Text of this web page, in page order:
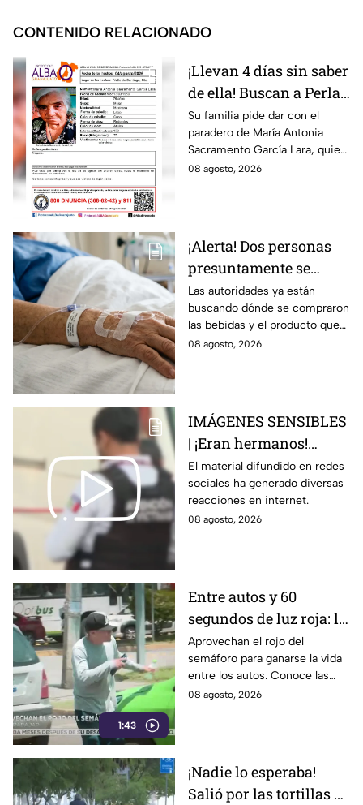
CONTENIDO RELACIONADO
¡Llevan 4 días sin saber
de ella! Buscan a Perla
Alejandra Martín del
Campo Medina,
desaparecida en
Guanajuato
Su familia pide dar con el
paradero de María Antonia
Sacramento García Lara, quien
fue vista por última vez el 4 de
08 agosto, 2026
¡Alerta! Dos personas
presuntamente se
encuentran delicadas
por ingerir bebidas
alcohólicas
adulteradas en Celaya:
Las autoridades ya están
buscando dónde se compraron
las bebidas y el producto que
causó la intoxicación.
08 agosto, 2026
IMÁGENES SENSIBLES
| ¡Eran hermanos!
Captan brut4l agresión
contra un hombre que
perdió la vid4
El material difundido en redes
sociales ha generado diversas
reacciones en internet.
08 agosto, 2026
1:43
Entre autos y 60
segundos de luz roja: la
historia de quienes
trabajan en el semáforo
Aprovechan el rojo del
semáforo para ganarse la vida
entre los autos. Conoce las
historias, retos y la rutina
08 agosto, 2026
¡Nadie lo esperaba!
Salió por las tortillas y